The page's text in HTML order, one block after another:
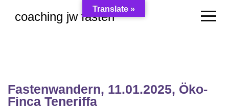
coaching jw fasten
Fastenwandern, 11.01.2025, Öko-
Finca Teneriffa
Translate »